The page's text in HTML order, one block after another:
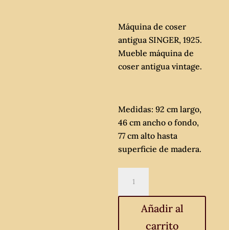
Máquina de coser
antigua SINGER, 1925.
Mueble máquina de
coser antigua vintage.
Medidas: 92 cm largo,
46 cm ancho o fondo,
77 cm alto hasta
superficie de madera.
coser
antigua
SINGER,
Añadir al
carrito